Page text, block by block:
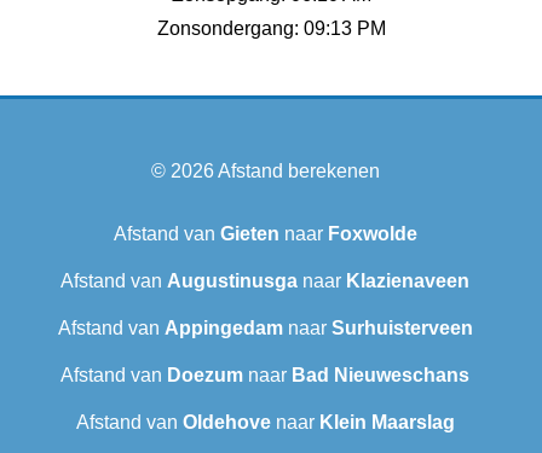
Zonsondergang: 09:13 PM
© 2026Afstand berekenen
Afstand van Gieten naar Foxwolde
Afstand van Augustinusga naar Klazienaveen
Afstand van Appingedamnaar Surhuisterveen
Afstand van Doezum naar Bad Nieuweschans
Afstand van Oldehovenaar Klein Maarslag